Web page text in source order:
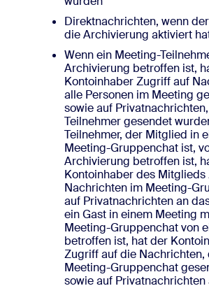
Direktnachrichten, wenn
die Archivierung aktiviert
Wenn ein Meeting-
Archivierung betroffen ist,
Kontoinhaber Zugriff auf
alle Personen im Meeting
sowie auf
Teilnehmer gesendet
Teilnehmer, der Mitglied in
Meeting-Gruppenchat ist,
Archivierung betroffen ist,
Kontoinhaber des
Nachrichten im Meeting-
auf Privatnachrichten an
ein Gast in einem Meeting
Meeting-Gruppenchat von
betroffen ist, hat der
Zugriff auf die Nachrichten,
Meeting-Gruppenchat
sowie auf Privatnachrichten